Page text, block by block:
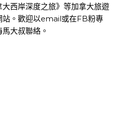
大西岸深度之旅》等加拿大旅遊
站。歡迎以email或在FB粉專
大叔聯絡。